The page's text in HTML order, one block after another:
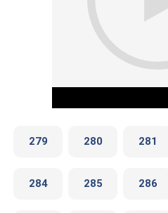
279 280 281
284 285 286